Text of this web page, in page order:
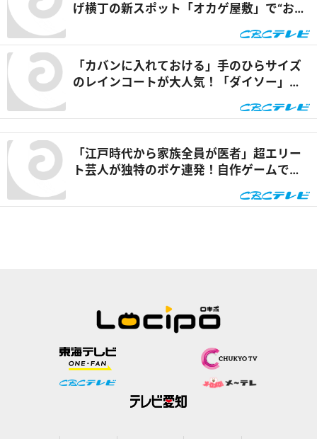
げ横丁の新スポット「オカゲ屋敷」で“おか
「カバンに入れておける」手のひらサイズ
のレインコートが大人気！「ダイソー」で
「江戸時代から家族全員が医者」超エリー
ト芸人が独特のボケ連発！自作ゲームで三